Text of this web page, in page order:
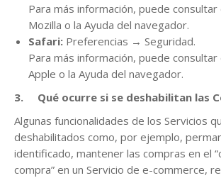
Para más información, puede
Mozilla o la Ayuda del navegador.
Safari: Preferencias → Seguridad.
Para más información, puede
Apple o la Ayuda del navegador.
3. Qué ocurre si se deshabilitan las
Algunas funcionalidades de los Servicios
deshabilitados como, por ejemplo,
identificado, mantener las compras en el
compra” en un Servicio de e-commerce,